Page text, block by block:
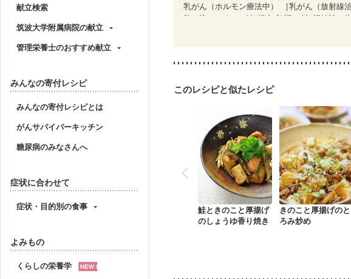
献立検索
筑波大学附属病院の献立
管理栄養士のおすすめ献立
みんなの寄付レシピ
みんなの寄付レシピとは
がんサバイバーキッチン
糖尿病のみなさんへ
症状に合わせて
症状・目的別の食事
よみもの
くらしの栄養学
乳がん（ホルモン療法中）
乳がん（放射線
飲み込みにくい
妊娠中(初期) 妊婦健診・
妊娠
このレシピと似たレシピ
鮭ときのこと厚揚げ
のしょうゆ香り焼き
きのこと厚揚げのと
ろみ炒め